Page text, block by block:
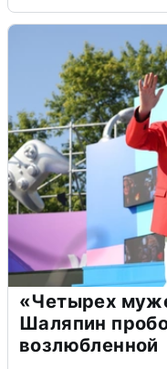
«Четырех
Шаляпин
возлюбленной